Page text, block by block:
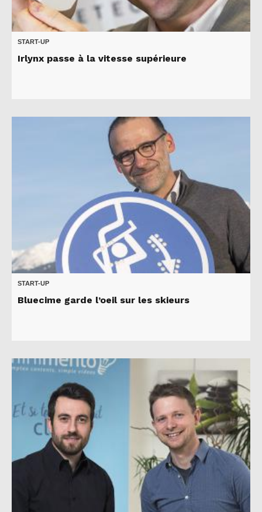
START-UP
Irlynx passe à la vitesse supérieure
START-UP
Bluecime garde l’oeil sur les skieurs